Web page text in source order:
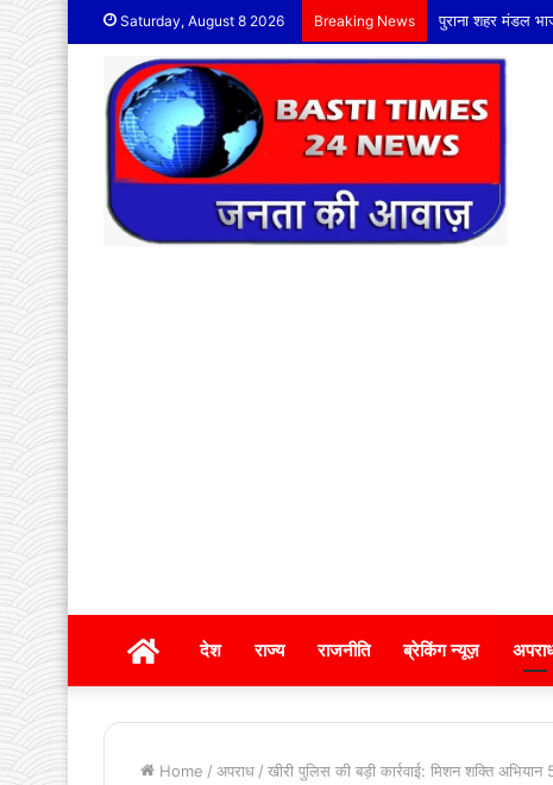
Saturday, August 8 2026 Breaking News पुराना शहर मंडल
होम देश राज्य राजनीति ब्रेकिंग न्यूज़
Home / अपराध / खीरी पुलिस की बड़ी कार्रवाई: मिशन शक्ति